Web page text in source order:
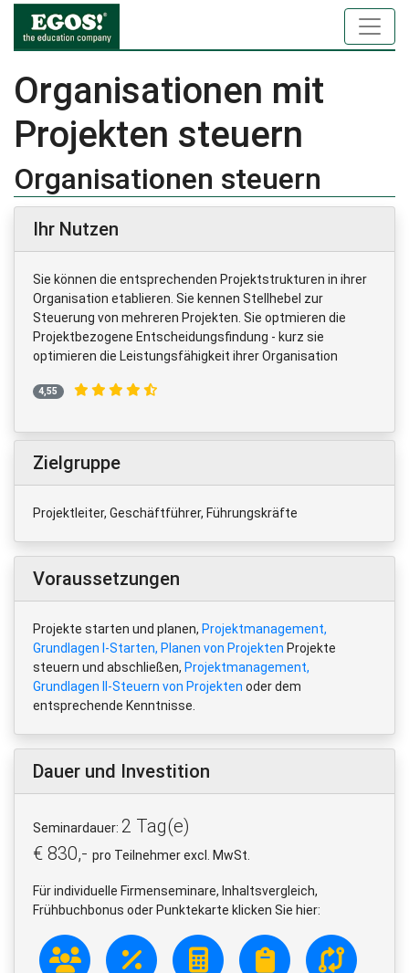
Organisationen mit
Projekten steuern
Organisationen steuern
Ihr Nutzen
Sie können die entsprechenden Projektstrukturen in ihrer
Organisation etablieren. Sie kennen Stellhebel zur
Steuerung von mehreren Projekten. Sie optmieren die
Projektbezogene Entscheidungsfindung - kurz sie
optimieren die Leistungsfähigkeit ihrer Organisation
4,55
Zielgruppe
Projektleiter, Geschäftführer, Führungskräfte
Voraussetzungen
Projekte starten und planen, Projektmanagement,
Grundlagen I-Starten, Planen von Projekten Projekte
steuern und abschließen, Projektmanagement,
Grundlagen II-Steuern von Projekten oder dem
entsprechende Kenntnisse.
Dauer und Investition
Seminardauer: 2 Tag(e)
€ 830,- pro Teilnehmer excl. MwSt.
Für individuelle Firmenseminare, Inhaltsvergleich,
Frühbuchbonus oder Punktekarte klicken Sie hier: